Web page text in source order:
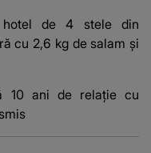
de 4 stele din
cu 2,6 kg de salam și
10 ani de relație cu